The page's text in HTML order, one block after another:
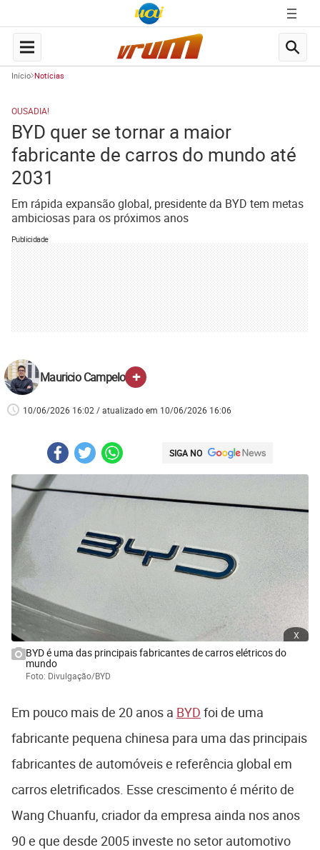
Início Notícias
OUSADIA!
BYD quer se tornar a maior
fabricante de carros do mundo até
2031
Em rápida expansão global, presidente da BYD tem metas
ambiciosas para os próximos anos
Publicidade
Mauricio Campelo +
10/06/2026 16:02 / atualizado em 10/06/2026 16:06
SIGA NO
x
BYD é uma das principais fabricantes de carros elétricos do
mundo
Foto: Divulgação/BYD
Em pouco mais de 20 anos a BYD foi de uma
fabricante pequena chinesa para uma das principais
fabricantes de automóveis e referência global em
carros eletrificados. Esse crescimento é mérito de
Wang Chuanfu, criador da empresa ainda nos anos
90 e que desde 2005 investe no setor automotivo